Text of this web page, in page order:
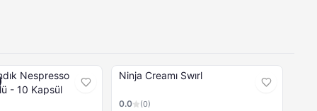
- 10 Kapsül
Ninja Creamı Swırl
0.0 (0)